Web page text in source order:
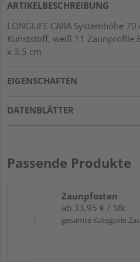
ARTIKELBESCHREIBUNG
LONGLIFE CARA Systemhöhe
Kunststoff, weiß 11 Zaunprofile
x 3,5 cm
EIGENSCHAFTEN
DATENBLÄTTER
Passende Produkte
Zaunpfosten
ab 33,95 € / Stk.
gesamte Kategorie